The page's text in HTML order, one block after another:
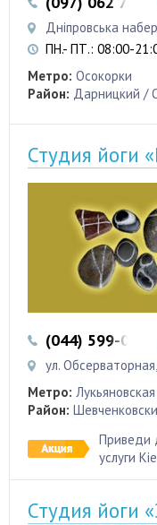
Дніпровська
ПН.- ПТ.: 08:00-
Метро: Осокорки
Район: Дарницкий /
Студия йоги
(044) 599-01-
ул.
Метро: Лукьяновская
Район:
Приведи
услуги
Студия йоги